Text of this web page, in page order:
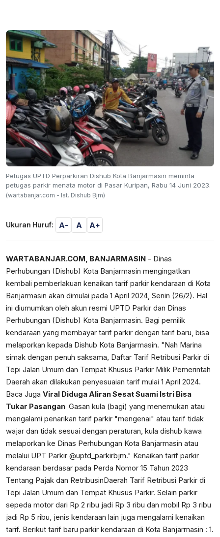
Petugas UPTD Perparkiran Dishub Kota Banjarmasin meminta
petugas parkir menata motor di Pasar Kuripan, Rabu 14 Juni 2023.
(wartabanjar.com - Ist. Dishub Bjm)
Ukuran Huruf: A- A A+
WARTABANJAR.COM, BANJARMASIN - Dinas
Perhubungan (Dishub) Kota Banjarmasin mengingatkan
kembali pemberlakuan kenaikan tarif parkir kendaraan di Kota
Banjarmasin akan dimulai pada 1 April 2024, Senin (26/2). Hal
ini diumumkan oleh akun resmi UPTD Parkir dan Dinas
Perhubungan (Dishub) Kota Banjarmasin. Bagi pemilik
kendaraan yang membayar tarif parkir dengan tarif baru, bisa
melaporkan kepada Dishub Kota Banjarmasin. "Nah Marina
simak dengan penuh saksama, Daftar Tarif Retribusi Parkir di
Tepi Jalan Umum dan Tempat Khusus Parkir Milik Pemerintah
Daerah akan dilakukan penyesuaian tarif mulai 1 April 2024.
Baca Juga Viral Diduga Aliran Sesat Suami Istri Bisa
Tukar Pasangan Gasan kula (bagi) yang menemukan atau
mengalami penarikan tarif parkir "mengenai" atau tarif tidak
wajar dan tidak sesuai dengan peraturan, kula dishub kawa
melaporkan ke Dinas Perhubungan Kota Banjarmasin atau
melalui UPT Parkir @uptd_parkirbjm." Kenaikan tarif parkir
kendaraan berdasar pada Perda Nomor 15 Tahun 2023
Tentang Pajak dan RetribusinDaerah Tarif Retribusi Parkir di
Tepi Jalan Umum dan Tempat Khusus Parkir. Selain parkir
sepeda motor dari Rp 2 ribu jadi Rp 3 ribu dan mobil Rp 3 ribu
jadi Rp 5 ribu, jenis kendaraan lain juga mengalami kenaikan
tarif. Berikut tarif baru parkir kendaraan di Kota Banjarmasin : 1.